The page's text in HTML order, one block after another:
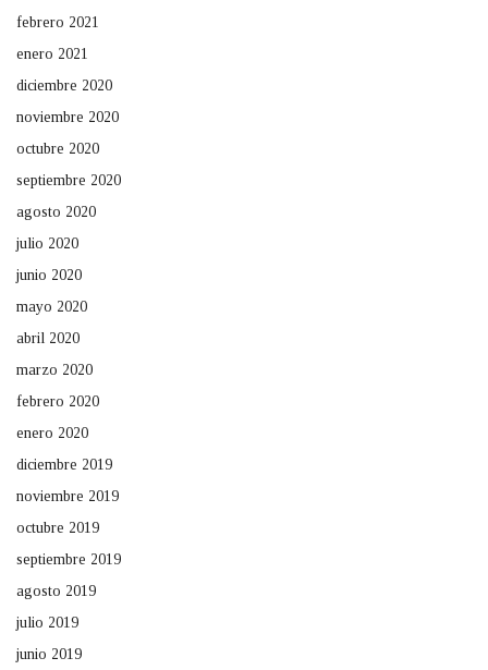
febrero 2021
enero 2021
diciembre 2020
noviembre 2020
octubre 2020
septiembre 2020
agosto 2020
julio 2020
junio 2020
mayo 2020
abril 2020
marzo 2020
febrero 2020
enero 2020
diciembre 2019
noviembre 2019
octubre 2019
septiembre 2019
agosto 2019
julio 2019
junio 2019